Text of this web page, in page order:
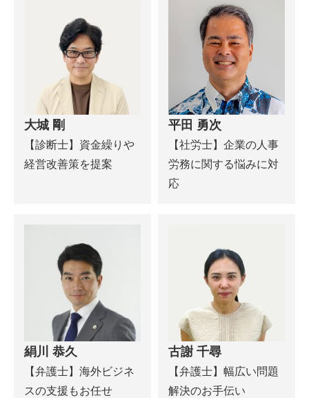
大城 剛
【診断士】資金繰りや
経営改善策を提案
平田 勇次
【社労士】企業の人事
労務に関する悩みに対
応
絹川 恭久
【弁護士】海外ビジネ
スの支援もお任せ
古謝 千尋
【弁護士】幅広い問題
解決のお手伝い